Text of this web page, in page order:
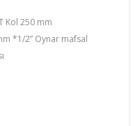
Kol 250 mm
*1/2” Oynar mafsal